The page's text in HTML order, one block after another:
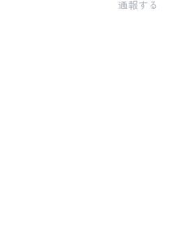
通報する